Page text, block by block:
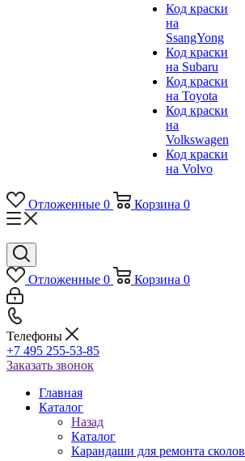
Код краски
на
SsangYong
Код краски
на Subaru
Код краски
на Toyota
Код краски
на
Volkswagen
Код краски
на Volvo
Отложенные 0 Корзина 0
Отложенные 0 Корзина 0
Телефоны
+7 495 255-53-85
Заказать звонок
Главная
Каталог
Назад
Каталог
Карандаши для ремонта сколов